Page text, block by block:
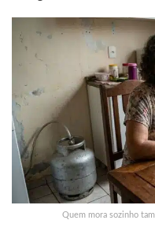
Quem mora sozinho